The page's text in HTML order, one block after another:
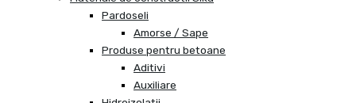
Pardoseli
Amorse / Sape
Produse pentru betoane
Aditivi
Auxiliare